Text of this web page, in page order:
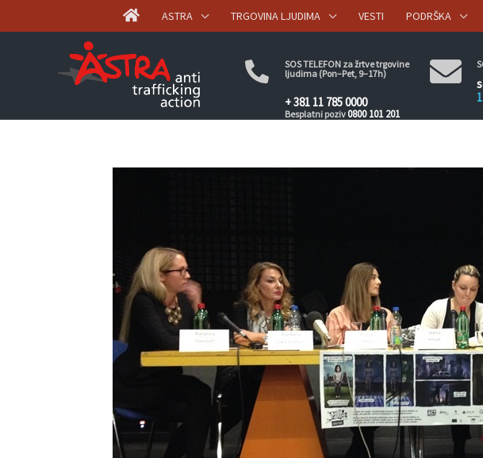
ASTRA TRGOVINA LJUDIMA VESTI PODRŠKA
SOS TELEFON za žrtve trgovine
ljudima (Pon–Pet, 9–17h)
+ 381 11 785 0000
Besplatni poziv 0800 101 201